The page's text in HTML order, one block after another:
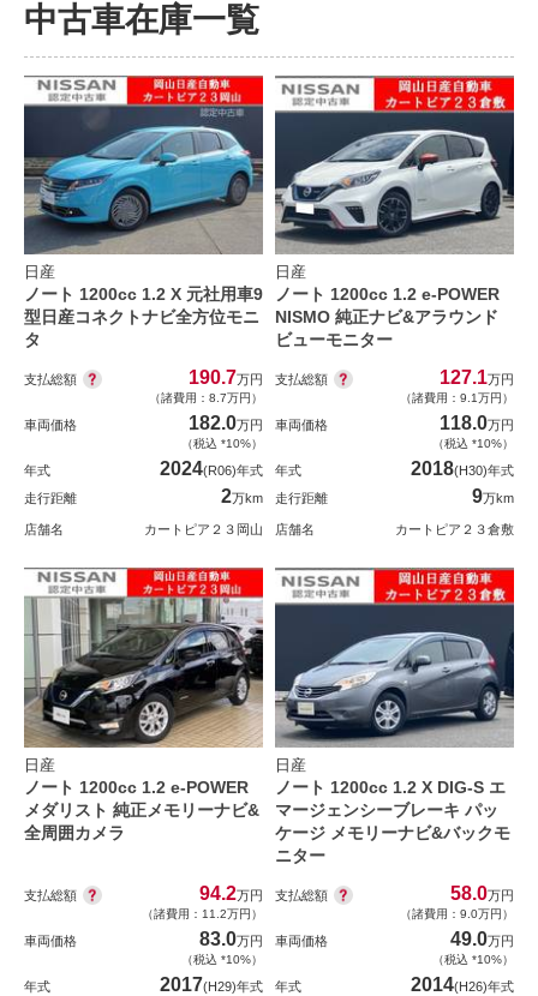
中古車在庫一覧
日産
ノート 1200cc 1.2 X 元社用車9
型日産コネクトナビ全方位モニ
タ
支払総額 190.7万円
（諸費用：8.7万円）
車両価格 182.0万円
（税込 *10%）
年式 2024(R06)年式
走行距離
2万km
店舗名 カートピア２３岡山
日産
ノート 1200cc 1.2 e-POWER
NISMO 純正ナビ&アラウンド
ビューモニター
支払総額 127.1万円
（諸費用：9.1万円）
車両価格 118.0万円
（税込 *10%）
年式 2018(H30)年式
走行距離
9万km
店舗名 カートピア２３倉敷
日産
ノート 1200cc 1.2 e-POWER
メダリスト 純正メモリーナビ&
全周囲カメラ
支払総額 94.2万円
（諸費用：11.2万円）
車両価格 83.0万円
（税込 *10%）
年式 2017(H29)年式
日産
ノート 1200cc 1.2 X DIG-S エ
マージェンシーブレーキ パッ
ケージ メモリーナビ&バックモ
ニター
支払総額 58.0万円
（諸費用：9.0万円）
車両価格 49.0万円
（税込 *10%）
年式 2014(H26)年式